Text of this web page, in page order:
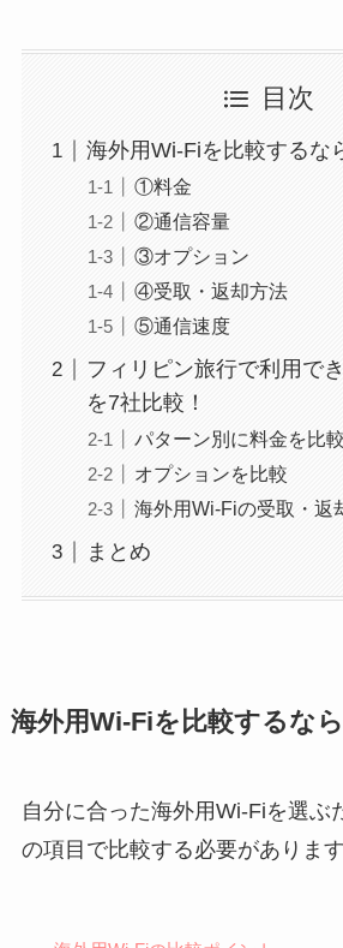
目次
海外用Wi-Fiを比較するな
①料金
②通信容量
③オプション
④受取・返却方法
⑤通信速度
フィリピン旅行で利用で
を7社比較！
パターン別に料金を比較
オプションを比較
海外用Wi-Fiの受取・返
まとめ
海外用Wi-Fiを比較するな
自分に合った海外用Wi-Fiを選ぶ
の項目で比較する必要があります